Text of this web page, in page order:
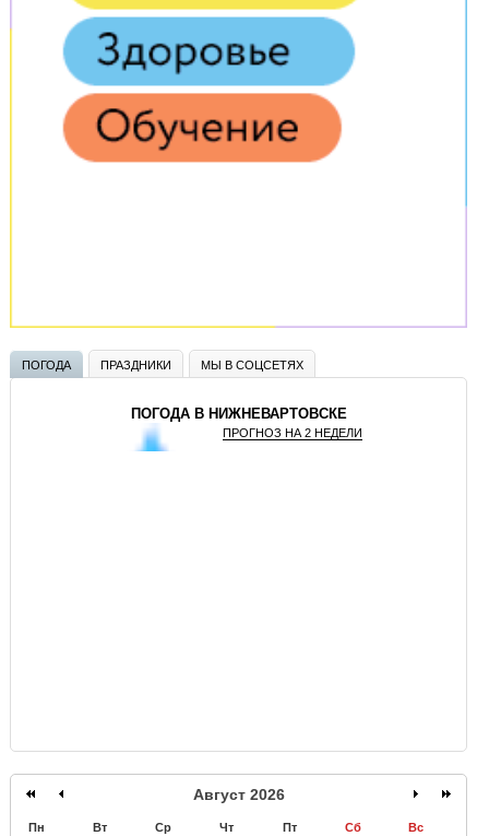
ПОГОДА ПРАЗДНИКИ МЫ В СОЦСЕТЯХ
ПОГОДА В НИЖНЕВАРТОВСКЕ
ПРОГНОЗ НА 2 НЕДЕЛИ
Август 2026
Пн Вт Ср Чт Пт Сб Вс